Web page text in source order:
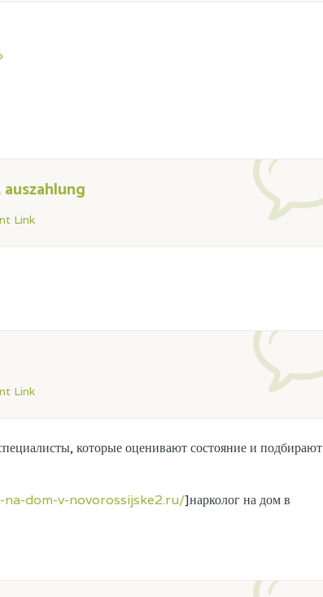
Link
Link
которые оценивают состояние и подбирают
dom-v-novorossijske2.ru/]нарколог на дом в